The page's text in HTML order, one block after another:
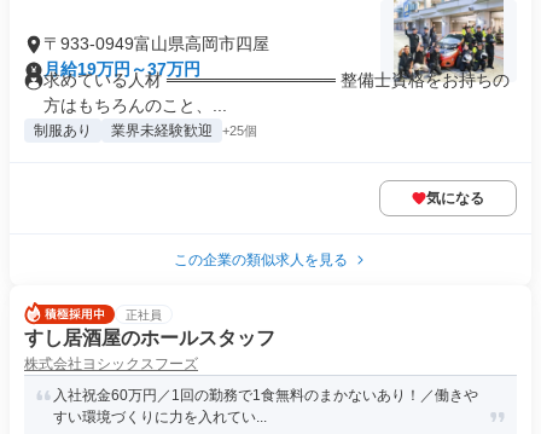
〒933-0949富山県高岡市四屋
月給19万円～37万円
求めている人材 ══════════════ 整備士資格をお持ちの
方はもちろんのこと、...
制服あり 業界未経験歓迎 +25個
気になる
この企業の類似求人を見る
正社員
すし居酒屋のホールスタッフ
株式会社ヨシックスフーズ
入社祝金60万円／1回の勤務で1食無料のまかないあり！／働きや
すい環境づくりに力を入れてい...